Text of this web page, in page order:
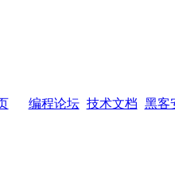
编程论坛 技术文档 黑客